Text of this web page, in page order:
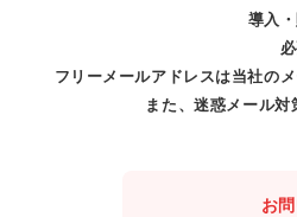
導入
フリーメールアドレスは当社の
また、迷惑メール
お